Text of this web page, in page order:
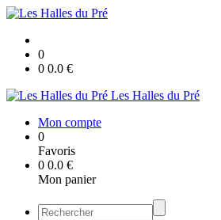
0
0 0.0 €
Les Halles du Pré
Mon compte
0
Favoris
0 0.0 €
Mon panier